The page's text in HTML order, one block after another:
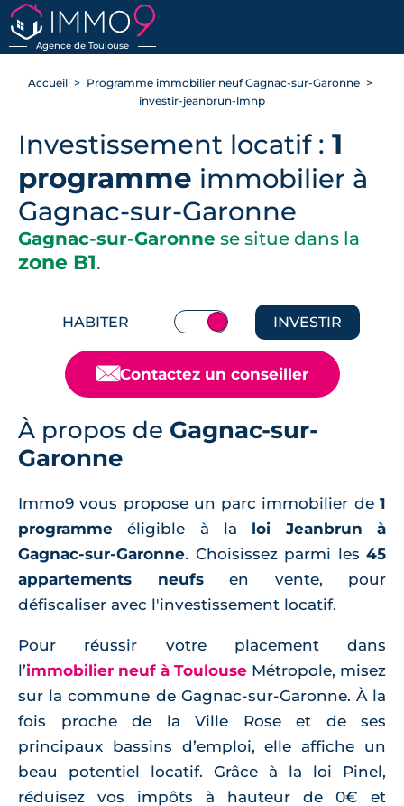
Agence de Toulouse
RETOUR
Accueil
Programme immobilier neuf Gagnac-sur-Garonne
investir-jeanbrun-lmnp
Investissement locatif : 1
programme immobilier à
Gagnac-sur-Garonne
Gagnac-sur-Garonne se situe dans la
zone B1.
HABITER INVESTIR
📧Contactez un conseiller
À propos de Gagnac-sur-
Garonne
Immo9 vous propose un parc immobilier de 1
programme éligible à la loi Jeanbrun à
Gagnac-sur-Garonne. Choisissez parmi les 45
appartements neufsen vente, pour
défiscaliser avec l'investissement locatif.
Pour réussir votre placement dans
l’immobilier neuf à Toulouse Métropole, misez
sur la commune de Gagnac-sur-Garonne. À la
fois proche de la Ville Rose et de ses
principaux bassins d’emploi, elle affiche un
beau potentiel locatif. Grâce à la loi Pinel,
réduisez vos impôts à hauteur de 0€ et